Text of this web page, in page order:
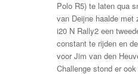
Polo R5) te laten qua
van Deijne haalde met
i20 N Rally2 een
constant te rijden en
voor Jim van den
Challenge stond er